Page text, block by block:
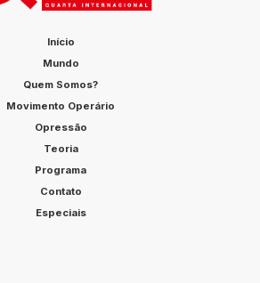
Início
Mundo
Quem Somos?
Movimento Operário
Opressão
Teoria
Programa
Contato
Especiais